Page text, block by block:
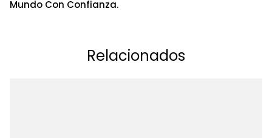
Mundo Con Confianza.
Relacionados